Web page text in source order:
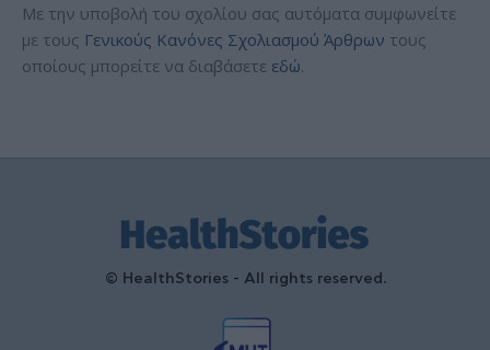
Με την υποβολή του σχολίου σας αυτόματα συμφωνείτε
με τους Γενικούς Κανόνες Σχολιασμού Άρθρων τους
οποίους μπορείτε να διαβάσετε εδώ.
© HealthStories - All rights reserved.